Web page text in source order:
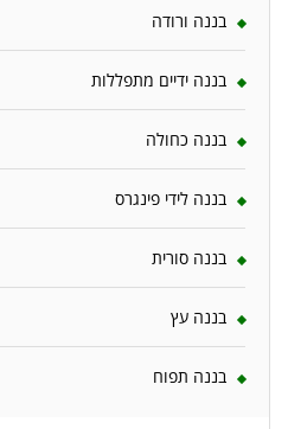
בננה ורודה
בננה ידיים מתפללות
בננה כחולה
בננה לידי פינגרס
בננה סורית
בננה עץ
בננה תפוח